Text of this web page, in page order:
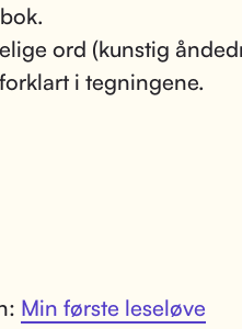
ord (kunstig
i tegningene.
Min første leseløve